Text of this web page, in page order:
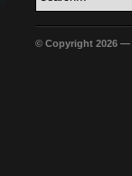
© Copyright 2026 —